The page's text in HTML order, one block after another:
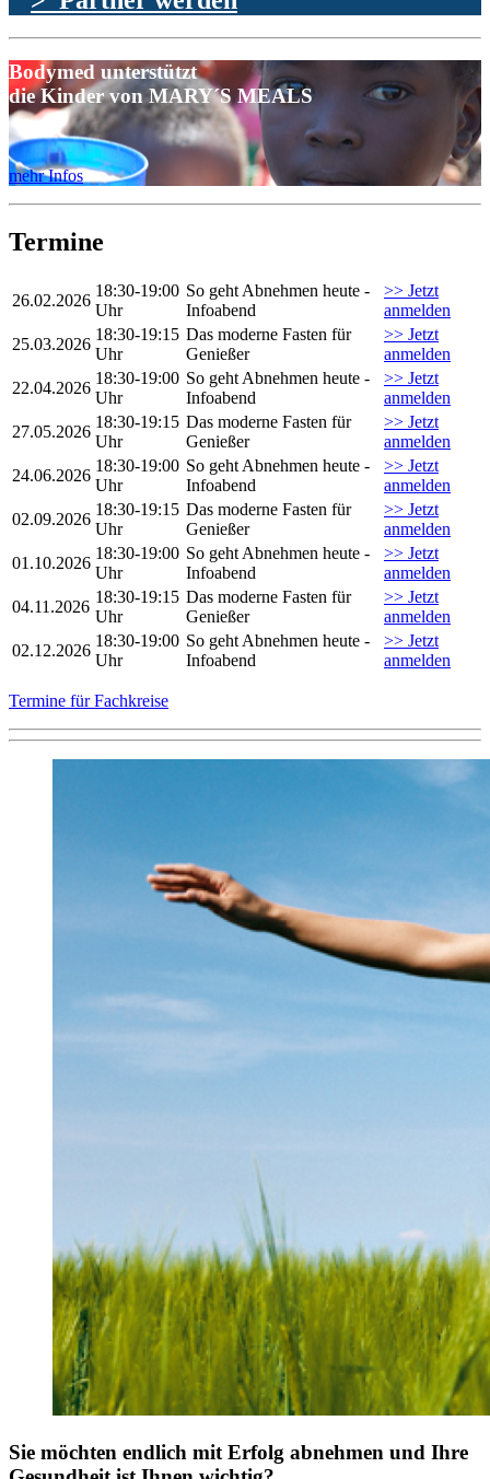
Bodymed unterstützt
die Kinder von MARY´S MEALS
mehr Infos
Termine
26.02.2026
18:30-19:00
Uhr
So geht Abnehmen heute -
Infoabend
>> Jetzt
anmelden
25.03.2026
18:30-19:15
Uhr
Das moderne Fasten für
Genießer
>> Jetzt
anmelden
22.04.2026
18:30-19:00
Uhr
So geht Abnehmen heute -
Infoabend
>> Jetzt
anmelden
27.05.2026
18:30-19:15
Uhr
Das moderne Fasten für
Genießer
>> Jetzt
anmelden
24.06.2026
18:30-19:00
Uhr
So geht Abnehmen heute -
Infoabend
>> Jetzt
anmelden
02.09.2026
18:30-19:15
Uhr
Das moderne Fasten für
Genießer
>> Jetzt
anmelden
01.10.2026
18:30-19:00
Uhr
So geht Abnehmen heute -
Infoabend
>> Jetzt
anmelden
04.11.2026
18:30-19:15
Uhr
Das moderne Fasten für
Genießer
>> Jetzt
anmelden
02.12.2026
18:30-19:00
Uhr
So geht Abnehmen heute -
Infoabend
>> Jetzt
anmelden
Termine für Fachkreise
Sie möchten endlich mit Erfolg abnehmen und Ihre